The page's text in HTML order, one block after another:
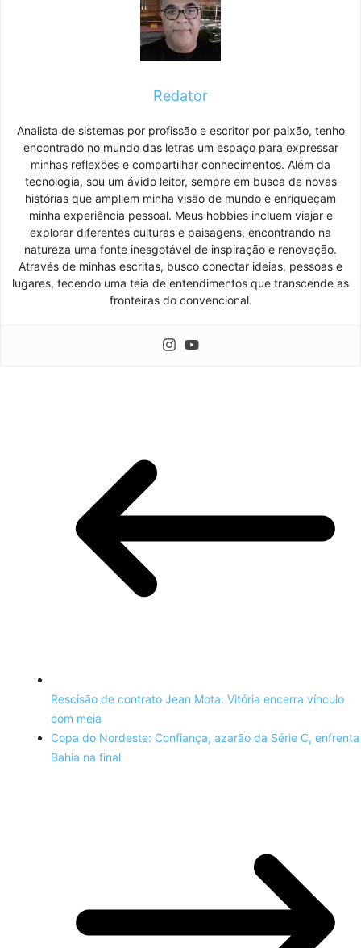
Redator
Analista de sistemas por profissão e escritor por paixão, tenho
encontrado no mundo das letras um espaço para expressar
minhas reflexões e compartilhar conhecimentos. Além da
tecnologia, sou um ávido leitor, sempre em busca de novas
histórias que ampliem minha visão de mundo e enriqueçam
minha experiência pessoal. Meus hobbies incluem viajar e
explorar diferentes culturas e paisagens, encontrando na
natureza uma fonte inesgotável de inspiração e renovação.
Através de minhas escritas, busco conectar ideias, pessoas e
lugares, tecendo uma teia de entendimentos que transcende as
fronteiras do convencional.
Rescisão de contrato Jean Mota: Vitória encerra vínculo
com meia
Copa do Nordeste: Confiança, azarão da Série C, enfrenta
Bahia na final